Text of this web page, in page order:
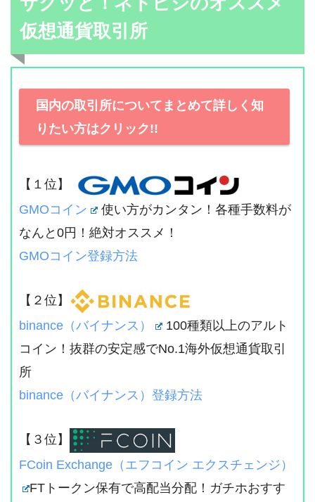
仮想通貨取引所
国内の取引所についてまとめて詳しく知
りたい方はクリック!!
【１位】
GMOコイン
使い方がカンタン！各種手数料が
なんと0円！絶対オススメ！
GMOコイン登録方法
【２位】
binance（バイナンス）
100種類以上のアルト
コイン！抜群の安定感でNo.1海外仮想通貨取引
所
binance（バイナンス）登録方法
【３位】
FCoin Exchange（エフコイン エクスチェンジ）
FTトークン保有で高配当分配！ガチホおすす